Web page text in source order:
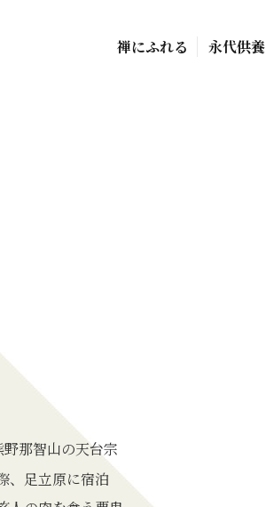
禅にふれる 永代供養
那智山の天台宗
、足立原に宿泊